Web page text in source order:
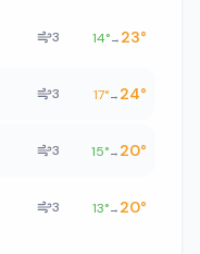
3 14°→ 23°
3 17°→ 24°
3 15°→ 20°
3 13°→ 20°